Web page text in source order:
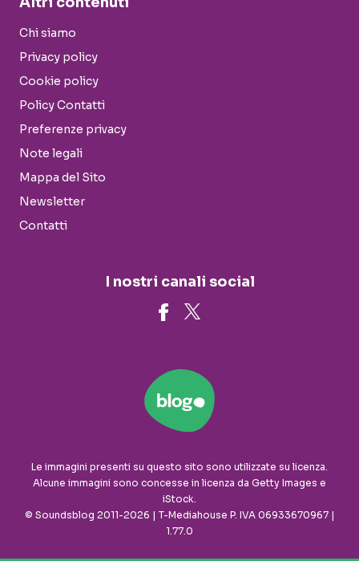
Chi siamo
Privacy policy
Cookie policy
Policy Contatti
Preferenze privacy
Note legali
Mappa del Sito
Newsletter
Contatti
I nostri canali social
Le immagini presenti su questo sito sono utilizzate su licenza.
Alcune immagini sono concesse in licenza da Getty Images e
iStock.
© Soundsblog 2011-2026 | T-Mediahouse P. IVA 06933670967 |
1.77.0